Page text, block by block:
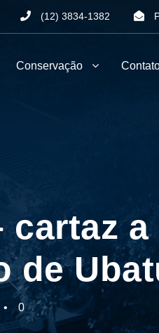
(12) 3834-1382
Conservação
de
• 0